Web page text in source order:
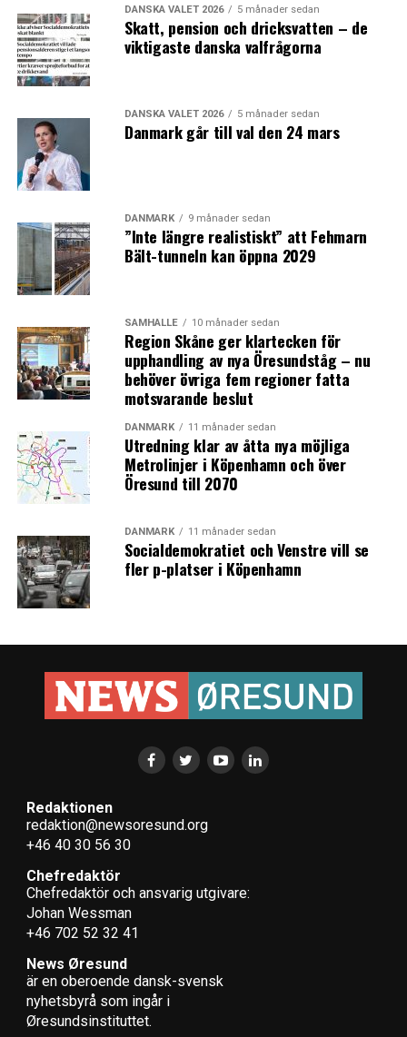
DANSKA VALET 2026 5 månader sedan
Skatt, pension och dricksvatten – de
viktigaste danska valfrågorna
DANSKA VALET 2026 5 månader sedan
Danmark går till val den 24 mars
DANMARK 9 månader sedan
”Inte längre realistiskt” att Fehmarn
Bält-tunneln kan öppna 2029
SAMHÄLLE 10 månader sedan
Region Skåne ger klartecken för
upphandling av nya Öresundståg – nu
behöver övriga fem regioner fatta
motsvarande beslut
DANMARK 11 månader sedan
Utredning klar av åtta nya möjliga
Metrolinjer i Köpenhamn och över
Öresund till 2070
DANMARK 11 månader sedan
Socialdemokratiet och Venstre vill se
fler p-platser i Köpenhamn
Redaktionen
redaktion@newsoresund.org
+46 40 30 56 30
Chefredaktör
Chefredaktör och ansvarig utgivare:
Johan Wessman
+46 702 52 32 41
News Øresund
är en oberoende dansk-svensk
nyhets­byrå som ingår i
Øresundsinstituttet.